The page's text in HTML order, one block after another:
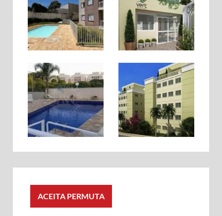
ACEITA PERMUTA